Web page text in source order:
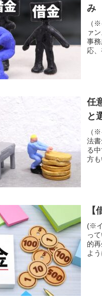
み
（
ァ
事
応
任
と
（
法
る
方
(※
っ
的
よ